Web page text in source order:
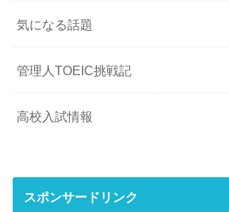
気になる話題
管理人TOEIC挑戦記
高校入試情報
スポンサードリンク